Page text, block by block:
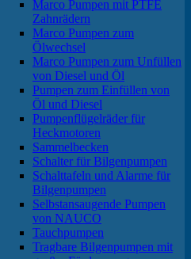
Marco Pumpen mit PTFE
Zahnrädern
Marco Pumpen zum
Ölwechsel
Marco Pumpen zum Unfüllen
von Diesel und Öl
Pumpen zum Einfüllen von
Öl und Diesel
Pumpenflügelräder für
Heckmotoren
Sammelbecken
Schalter für Bilgenpumpen
Schalttafeln und Alarme für
Bilgenpumpen
Selbstansaugende Pumpen
von NAUCO
Tauchpumpen
Tragbare Bilgenpumpen mit